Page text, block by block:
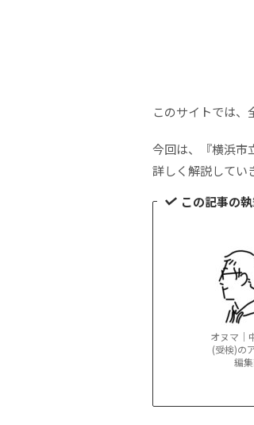
このサイトでは、
今回は、『横浜市
詳しく解説してい
この記事の
オヌマ｜
(受検)の
編